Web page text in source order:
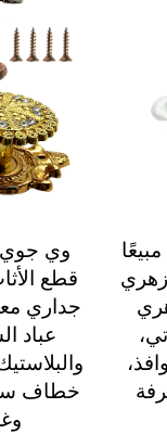
وي جوي:
قطع
جداري
عباد
خطاف